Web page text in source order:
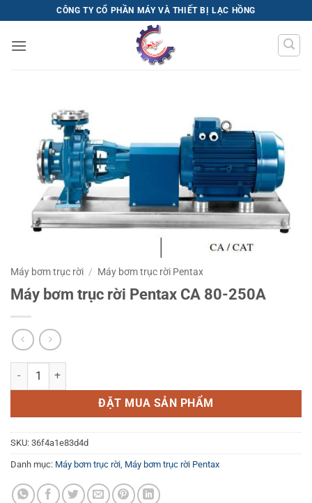
qua
nội
CÔNG TY CỔ PHẦN MÁY VÀ THIẾT BỊ LẠC HỒNG
Máy bơm trục rời / Máy bơm trục rời Pentax
Máy bơm trục rời Pentax CA 80-250A
Máy bơm trục rời Pentax CA 80-250A số lượng
ĐẶT MUA SẢN PHẨM
SKU: 36f4a1e83d4d
Danh mục: Máy bơm trục rời Máy bơm trục rời Pentax